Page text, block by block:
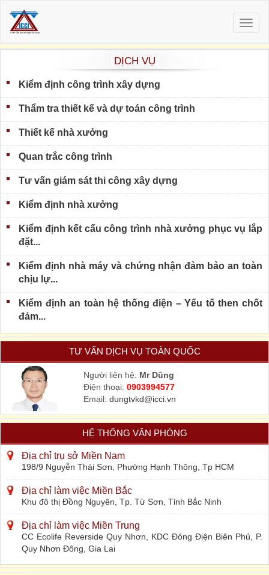
DỊCH VỤ
Kiểm định công trình xây dựng
Thẩm tra thiết kế và dự toán công trình
Thiết kế nhà xưởng
Quan trắc công trình
Tư vấn giám sát thi công xây dựng
Kiểm định nhà xưởng
Kiểm định kết cấu công trình nhà xưởng phục vụ lắp
đặt...
Kiểm định nhà máy và chứng nhận đảm bảo an toàn
chịu lự...
Kiểm định an toàn hệ thống điện – Yếu tố then chốt
đảm...
TƯ VẤN DỊCH VỤ TOÀN QUỐC
Người liên hệ: Mr Dũng
Điện thoại: 0903994577
Email: dungtvkd@icci.vn
HỆ THỐNG VĂN PHÒNG
Địa chỉ trụ sở Miền Nam
198/9 Nguyễn Thái Sơn, Phường Hạnh Thông, Tp HCM
Địa chỉ làm việc Miền Bắc
Khu đô thị Đồng Nguyên, Tp. Từ Sơn, Tỉnh Bắc Ninh
Địa chỉ làm việc Miền Trung
CC Ecolife Reverside Quy Nhơn, KDC Đông Điện Biên Phủ, P.
Quy Nhơn Đông, Gia Lai